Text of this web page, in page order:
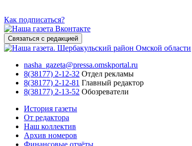
Как подписаться?
Связаться с редакцией
nasha_gazeta@pressa.omskportal.ru
8(38177) 2-12-32 Отдел рекламы
8(38177) 2-12-81 Главный редактор
8(38177) 2-13-52 Обозреватели
История газеты
От редактора
Наш коллектив
Архив номеров
Финансовые отчёты